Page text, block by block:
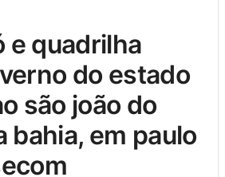
do estado
são joão do
bahia, em paulo